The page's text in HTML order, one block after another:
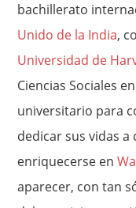
bachillerato
Unido de la India,
Universidad de
Ciencias Sociales
universitario para
dedicar sus vidas
enriquecerse en
aparecer, con tan